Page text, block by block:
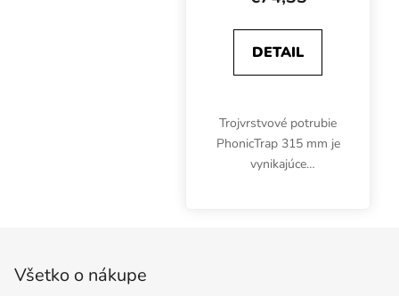
DETAIL
Trojvrstvové potrubie
PhonicTrap 315 mm je
vynikajúce
Všetko o nákupe